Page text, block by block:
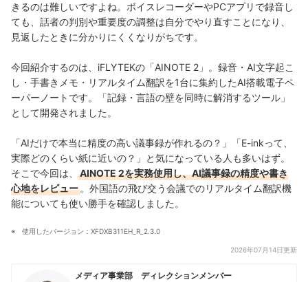
きるのは難しいですよね。ボイスレコーダーやPCアプリで録音し
ても、話者の判別や重要度の調整は自分でやり直すことになり、
見返したときに分かりにくくなりがちです。
今回紹介するのは、iFLYTEKの「AINOTE 2」。録音・AI文字起こ
し・手書きメモ・リアルタイム翻訳を1台に集約したAI搭載電子ペ
ーパーノートです。「記録・言語の壁を同時に解消するツール」
として開発されました。
「AIだけで本当に精度の高い議事録が作れるの？」「E-inkって、
実際どのくらい紙に近いの？」と気になっている人も多いはず。
そこで今回は、
AINOTE 2を実務使用し、AI議事録の精度や書き
心地をレビュー 。外国語の飛び交う会議でのリアルタイム翻訳機
能についても使い勝手を確認しました。
使用したバージョン：XFDXB311EH_R_2.3.0
2026年07月14日更新
メディア事業部 ディレクションメンバー